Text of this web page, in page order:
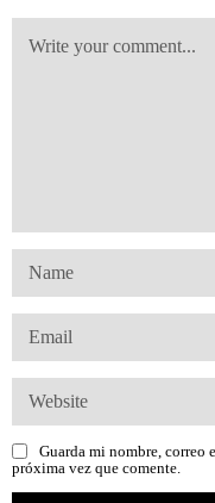
Guarda mi nombre, correo
próxima vez que comente.